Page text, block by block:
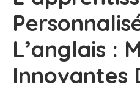
L’anglais :
Innovantes